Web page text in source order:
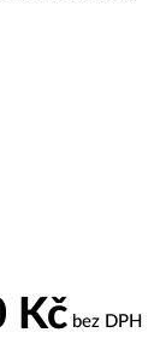
Kč bez DPH